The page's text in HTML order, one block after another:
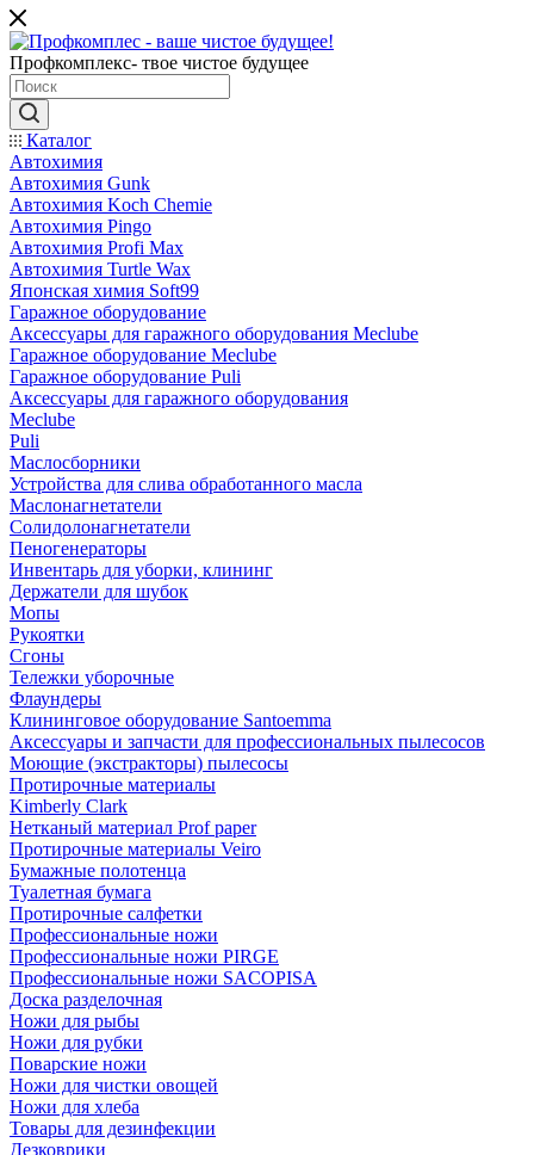
Профкомплекс- твое чистое будущее
Каталог
Автохимия
Автохимия Gunk
Автохимия Koch Chemie
Автохимия Pingo
Автохимия Profi Max
Автохимия Turtle Wax
Японская химия Soft99
Гаражное оборудование
Аксессуары для гаражного оборудования Meclube
Гаражное оборудование Meclube
Гаражное оборудование Puli
Аксессуары для гаражного оборудования
Meclube
Puli
Маслосборники
Устройства для слива обработанного масла
Маслонагнетатели
Солидолонагнетатели
Пеногенераторы
Инвентарь для уборки, клининг
Держатели для шубок
Мопы
Рукоятки
Сгоны
Тележки уборочные
Флаундеры
Клининговое оборудование Santoemma
Аксессуары и запчасти для профессиональных пылесосов
Моющие (экстракторы) пылесосы
Протирочные материалы
Kimberly Clark
Нетканый материал Prof paper
Протирочные материалы Veiro
Бумажные полотенца
Туалетная бумага
Протирочные салфетки
Профессиональные ножи
Профессиональные ножи PIRGE
Профессиональные ножи SACOPISA
Доска разделочная
Ножи для рыбы
Ножи для рубки
Поварские ножи
Ножи для чистки овощей
Ножи для хлеба
Товары для дезинфекции
Дезковрики